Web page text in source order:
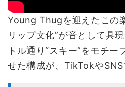
Young Thugを迎えたこの
リップ文化”が音として具
トル通り“スキー”をモチ
せた構成が、TikTokやSNS